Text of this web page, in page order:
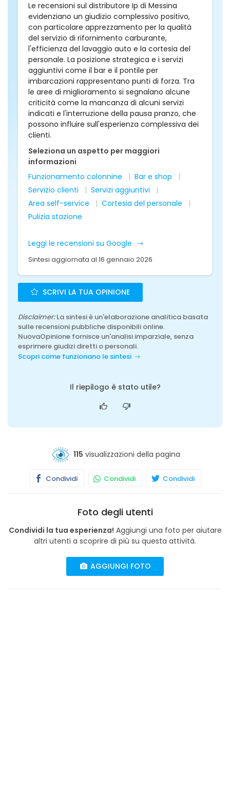
Le recensioni sul distributore Ip di Messina
evidenziano un giudizio complessivo positivo,
con particolare apprezzamento per la qualità
del servizio di rifornimento carburante,
l'efficienza del lavaggio auto e la cortesia del
personale. La posizione strategica e i servizi
aggiuntivi come il bar e il pontile per
imbarcazioni rappresentano punti di forza. Tra
le aree di miglioramento si segnalano alcune
criticità come la mancanza di alcuni servizi
indicati e l'interruzione della pausa pranzo, che
possono influire sull'esperienza complessiva dei
clienti.
Seleziona un aspetto per maggiori
informazioni
Funzionamento colonnine
Bar e shop
Servizio clienti
Servizi aggiuntivi
Area self-service
Cortesia del personale
Pulizia stazione
Leggi le recensioni su Google
Sintesi aggiornata al 16 gennaio 2026
SCRIVI LA TUA OPINIONE
Disclaimer:La sintesi è un'elaborazione analitica basata
sulle recensioni pubbliche disponibili online.
NuovaOpinione fornisce un'analisi imparziale, senza
esprimere giudizi diretti o personali.
Scopri come funzionano le sintesi
Il riepilogo è stato utile?
115 visualizzazioni della pagina
Condividi Condividi Condividi
Foto degli utenti
Condividi la tua esperienza! Aggiungi una foto per aiutare
altri utenti a scoprire di più su questa attività.
AGGIUNGI FOTO